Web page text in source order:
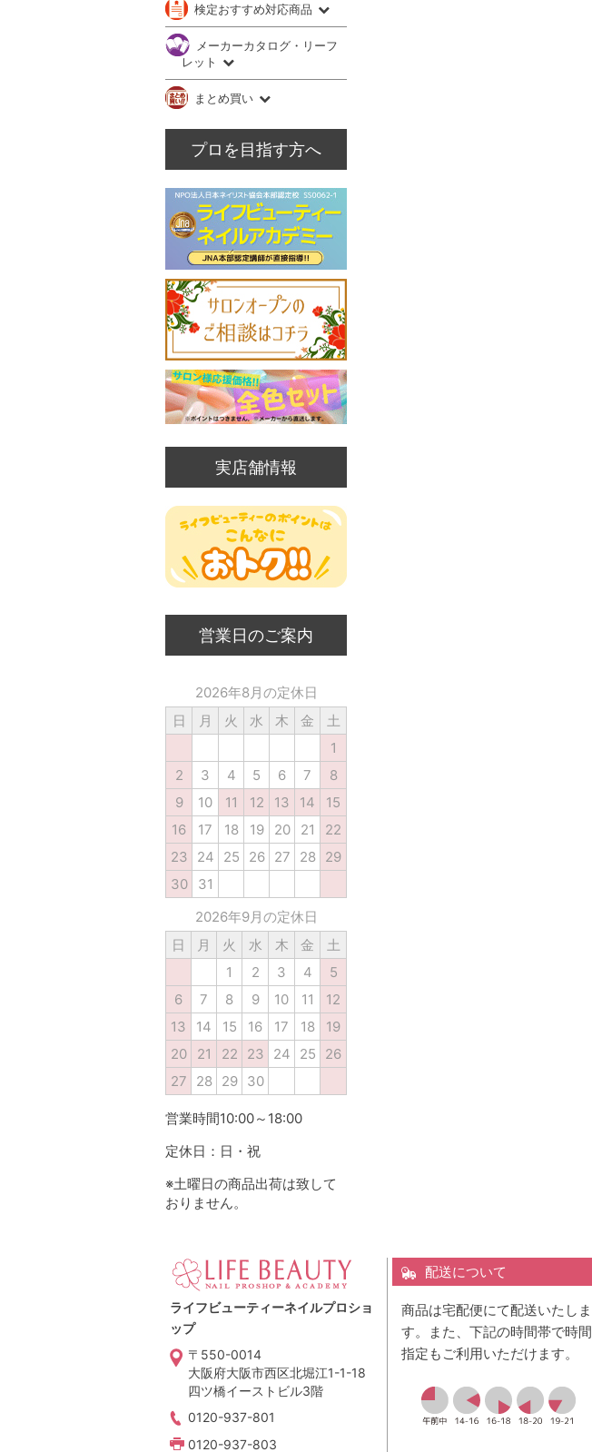
検定おすすめ対応商品
メーカーカタログ・リーフ
レット
まとめ買い
プロを目指す方へ
実店舗情報
営業日のご案内
2026年8月の定休日
日
月 火 水 木 金
土
1
2
3 4 5 6 7
8
9
10 11 12 13 14
15
16
17 18 19 20 21
22
23
24 25 26 27 28
29
30
31
2026年9月の定休日
日
月 火 水 木 金
土
1
2 3 4
5
6
7 8 9 10 11
12
13
14 15 16 17 18
19
20
21 22 23 24 25
26
27
28 29 30
営業時間10:00～18:00
定休日：日・祝
※土曜日の商品出荷は致して
おりません。
ライフビューティーネイルプロショ
ップ
〒550-0014
大阪府大阪市西区北堀江1-1-18
四ツ橋イーストビル3階
0120-937-801
0120-937-803
配送について
商品は宅配便にて配送いたしま
す。また、下記の時間帯で時間
指定もご利用いただけます。